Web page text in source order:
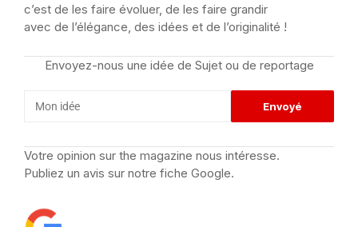
c’est de les faire évoluer, de les faire grandir
avec de l’élégance, des idées et de l’originalité !
Envoyez-nous une idée de Sujet ou de reportage
Votre opinion sur the magazine nous intéresse.
Publiez un avis sur notre fiche Google.